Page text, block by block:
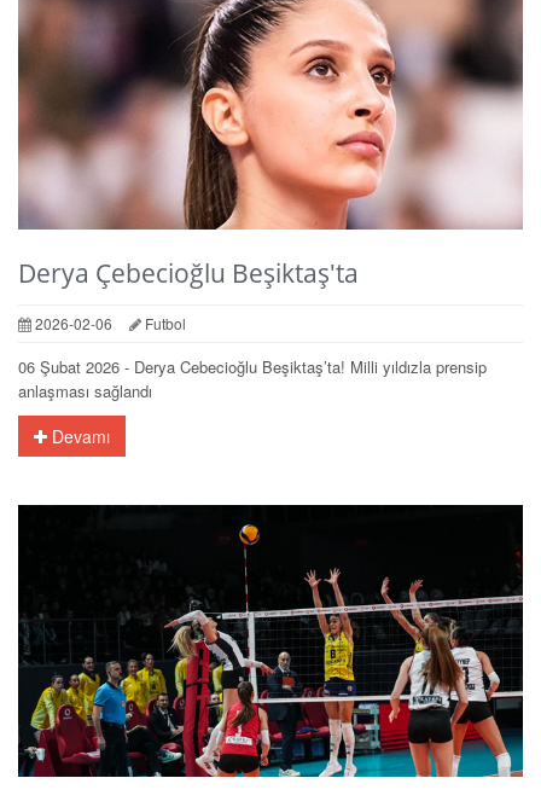
Derya Çebecioğlu Beşiktaş'ta
2026-02-06 Futbol
06 Şubat 2026 - Derya Cebecioğlu Beşiktaş’ta! Milli yıldızla prensip
anlaşması sağlandı
Devamı